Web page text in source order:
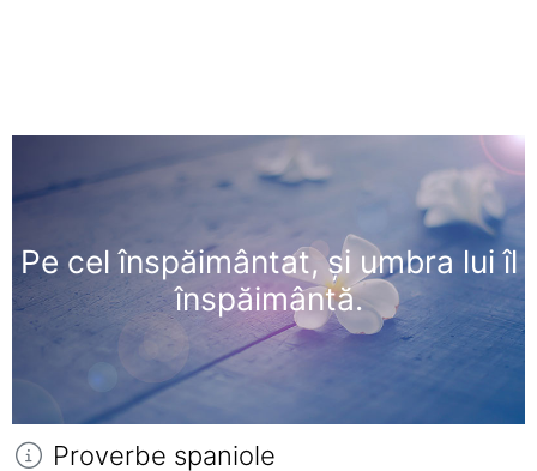
Pe cel înspăimântat, şi umbra lui îl
înspăimântă.
Proverbe spaniole